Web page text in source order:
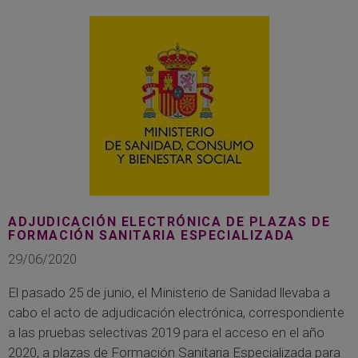
ADJUDICACIÓN ELECTRÓNICA DE PLAZAS DE
FORMACIÓN SANITARIA ESPECIALIZADA
29/06/2020
El pasado 25 de junio, el Ministerio de Sanidad llevaba a
cabo el acto de adjudicación electrónica, correspondiente
a las pruebas selectivas 2019 para el acceso en el año
2020, a plazas de Formación Sanitaria Especializada para